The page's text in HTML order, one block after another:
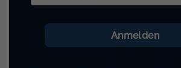
Anmelden